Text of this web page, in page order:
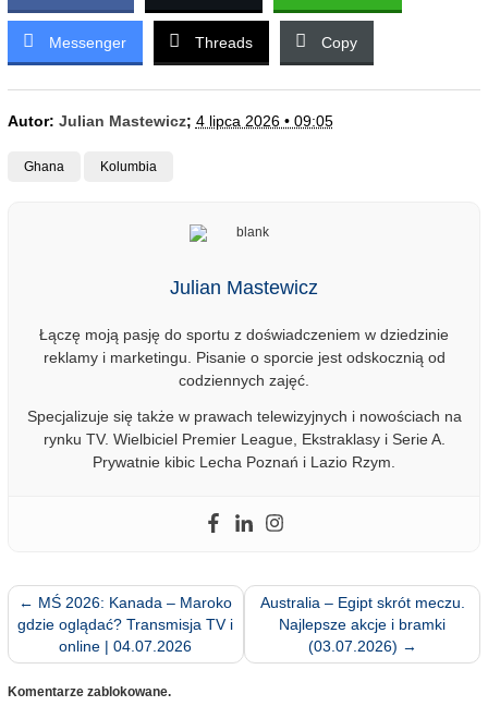
Messenger Threads Copy
Autor: Julian Mastewicz; 4 lipca 2026 • 09:05
Ghana Kolumbia
Julian Mastewicz
Łączę moją pasję do sportu z doświadczeniem w dziedzinie
reklamy i marketingu. Pisanie o sporcie jest odskocznią od
codziennych zajęć.
Specjalizuje się także w prawach telewizyjnych i nowościach na
rynku TV. Wielbiciel Premier League, Ekstraklasy i Serie A.
Prywatnie kibic Lecha Poznań i Lazio Rzym.
← MŚ 2026: Kanada – Maroko
gdzie oglądać? Transmisja TV i
online | 04.07.2026
Australia – Egipt skrót meczu.
Najlepsze akcje i bramki
(03.07.2026) →
Komentarze zablokowane.